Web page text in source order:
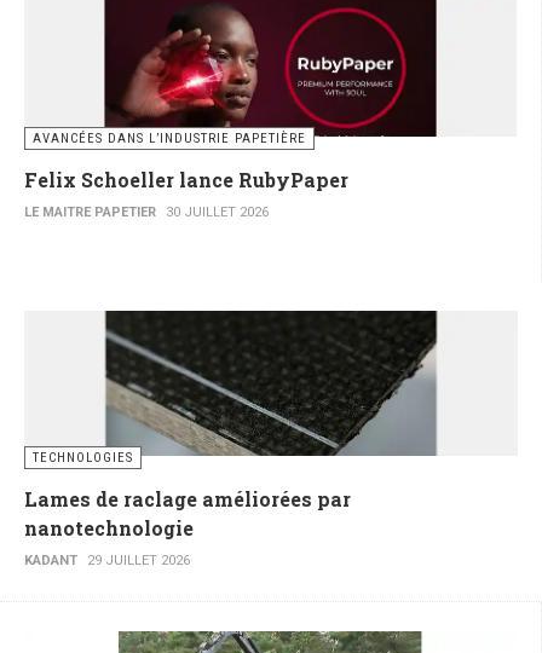
AVANCÉES DANS L’INDUSTRIE PAPETIÈRE
Felix Schoeller lance RubyPaper
LE MAITRE PAPETIER 30 JUILLET 2026
TECHNOLOGIES
Lames de raclage améliorées par
nanotechnologie
KADANT 29 JUILLET 2026